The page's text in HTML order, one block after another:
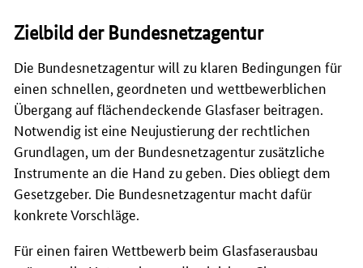
Zielbild der Bundesnetzagentur
Die Bundesnetzagentur will zu klaren Bedingungen für
einen schnellen, geordneten und wettbewerblichen
Übergang auf flächendeckende Glasfaser beitragen.
Notwendig ist eine Neujustierung der rechtlichen
Grundlagen, um der Bundesnetzagentur zusätzliche
Instrumente an die Hand zu geben. Dies obliegt dem
Gesetzgeber. Die Bundesnetzagentur macht dafür
konkrete Vorschläge.
Für einen fairen Wettbewerb beim Glasfaserausbau